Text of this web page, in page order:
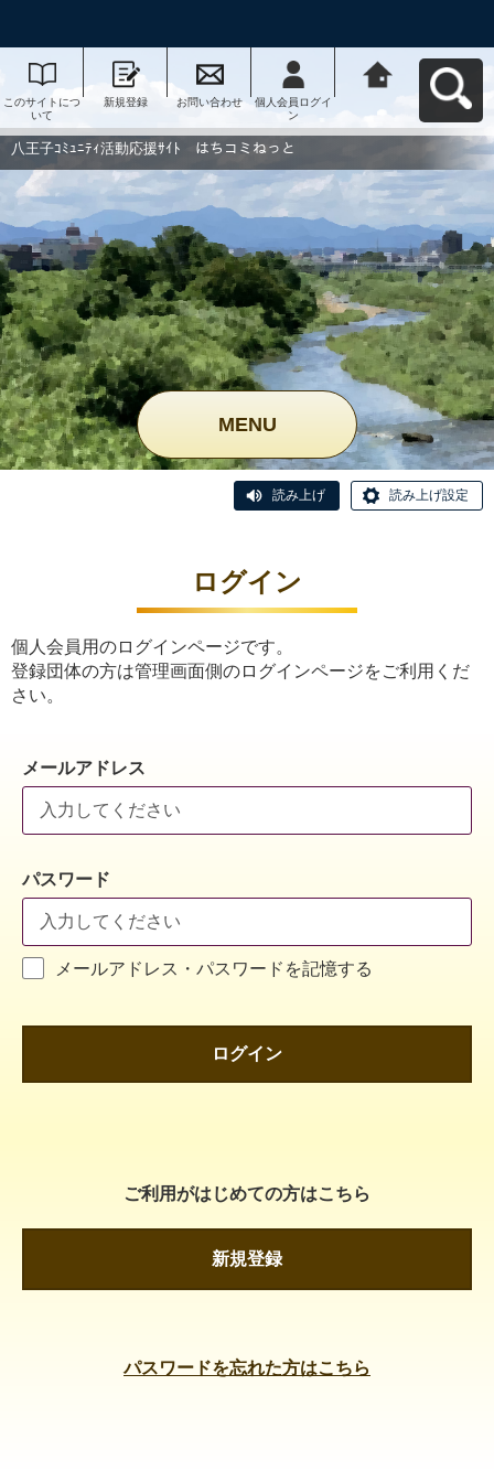
このサイトにつ
いて
新規登録 お問い合わせ
個人会員ログイ
ン
動応援ｻｲﾄ はち
コミねっとへ戻
八王子ｺﾐｭﾆﾃｨ活動応援ｻｲﾄ はちコミねっと
MENU
読み上げ 読み上げ設定
ログイン
個人会員用のログインページです。
登録団体の方は管理画面側のログインページをご利用くだ
さい。
メールアドレス
パスワード
メールアドレス・パスワードを記憶する
ログイン
ご利用がはじめての方はこちら
新規登録
パスワードを忘れた方はこちら